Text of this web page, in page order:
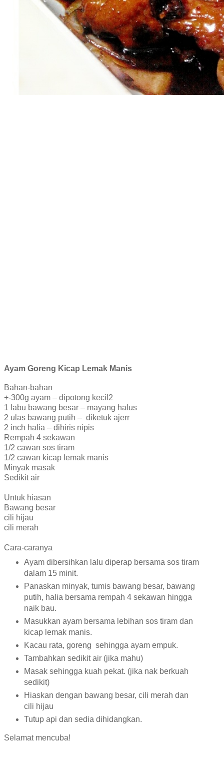
Ayam Goreng Kicap Lemak Manis
Bahan-bahan
+-300g ayam – dipotong kecil2
1 labu bawang besar – mayang halus
2 ulas bawang putih – diketuk ajerr
2 inch halia – dihiris nipis
Rempah 4 sekawan
1/2 cawan sos tiram
1/2 cawan kicap lemak manis
Minyak masak
Sedikit air
Untuk hiasan
Bawang besar
cili hijau
cili merah
Cara-caranya
Ayam dibersihkan lalu diperap bersama sos tiram
dalam 15 minit.
Panaskan minyak, tumis bawang besar, bawang
putih, halia bersama rempah 4 sekawan hingga
naik bau.
Masukkan ayam bersama lebihan sos tiram dan
kicap lemak manis.
Kacau rata, goreng sehingga ayam empuk.
Tambahkan sedikit air (jika mahu)
Masak sehingga kuah pekat. (jika nak berkuah
sedikit)
Hiaskan dengan bawang besar, cili merah dan
cili hijau
Tutup api dan sedia dihidangkan.
Selamat mencuba!